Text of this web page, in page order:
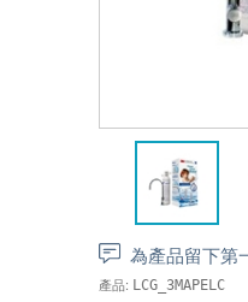
為產品留下第
產品: LCG_3MAPELC